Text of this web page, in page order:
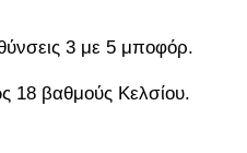
3 με 5 μποφόρ.
18 βαθμούς Κελσίου.